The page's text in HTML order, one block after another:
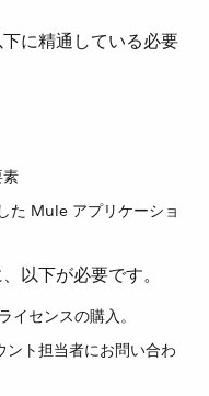
に精通している必要
Mule アプリケーショ
以下が必要です。
センスの購入。
ント担当者にお問い合わ